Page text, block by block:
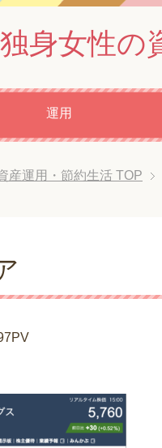
身女性の
運用
産運用・節約生活 TOP